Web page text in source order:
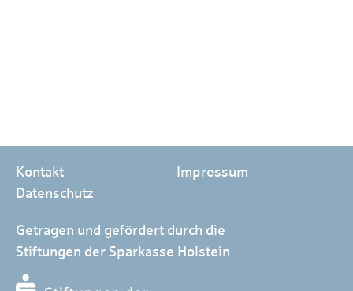
Kontakt
Impressum
Datenschutz
Getragen und gefördert durch die
Stiftungen der Sparkasse Holstein